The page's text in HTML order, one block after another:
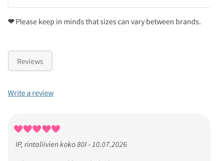
❤Please keep in minds that sizes can vary between brands.
Reviews
Write a review
IP, rintaliivien koko 80I - 10.07.2026